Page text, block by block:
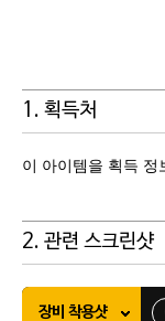
1. 획득처
이 아이템을 획득 정
2. 관련 스크린샷
장비 착용샷